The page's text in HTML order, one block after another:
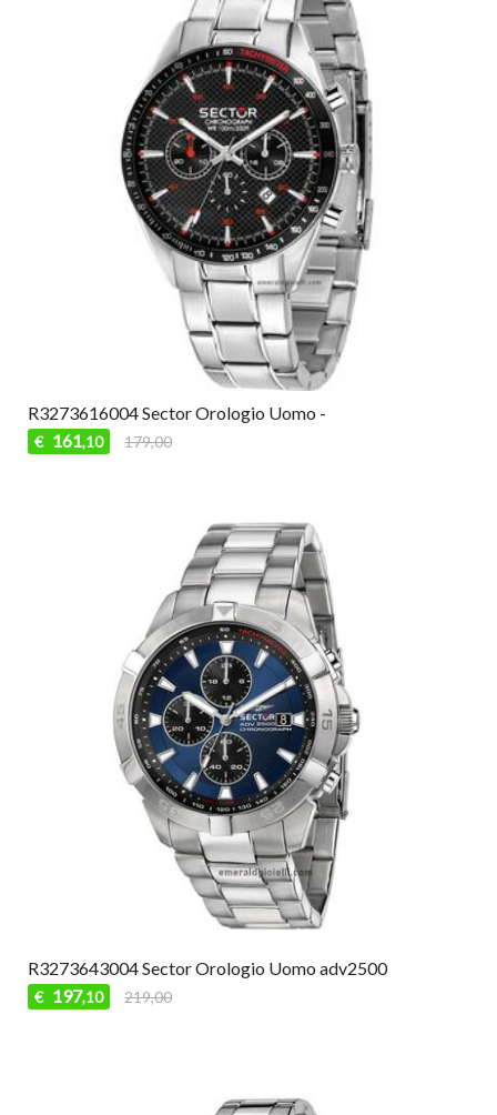
R3273616004 Sector Orologio Uomo -
€ 161,10 179,00
R3273643004 Sector Orologio Uomo adv2500
€ 197,10 219,00